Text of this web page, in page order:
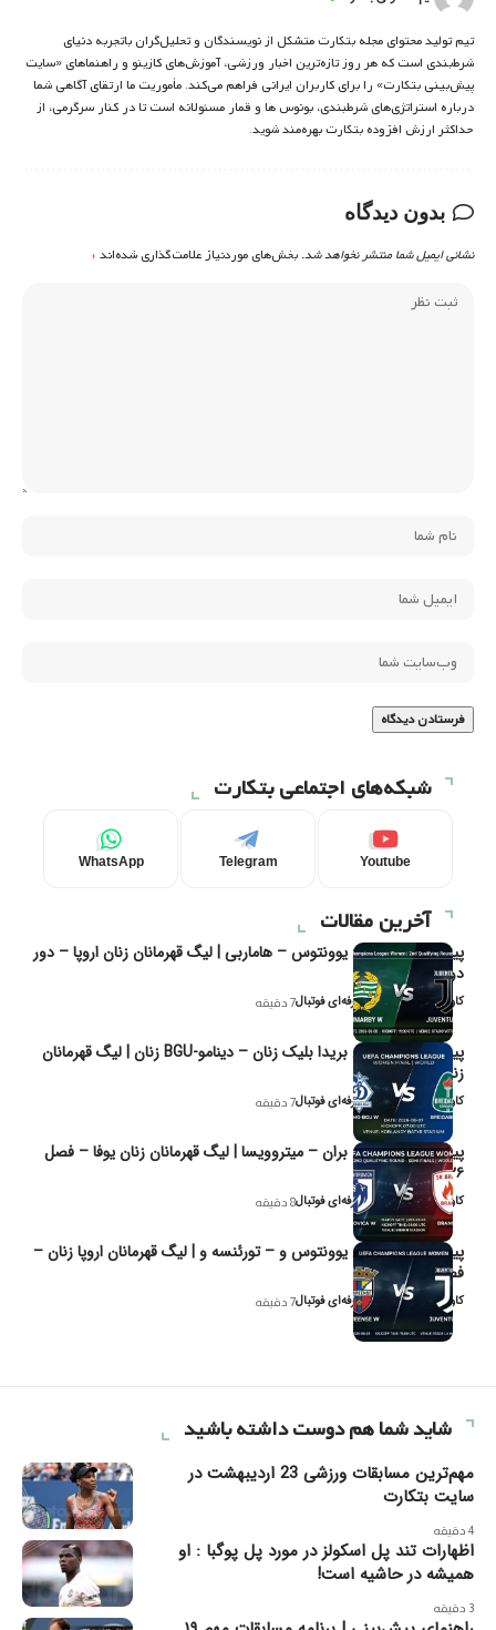
تیم تولید محتوای مجله بتکارت متشکل از نویسندگان و تحلیل‌گران باتجربه دنیای
شرط‌بندی است که هر روز تازه‌ترین اخبار ورزشی، آموزش‌های کازینو و راهنماهای «سایت
پیش‌بینی بتکارت» را برای کاربران ایرانی فراهم می‌کند. مأموریت ما ارتقای آگاهی شما
درباره استراتژی‌های شرطبندی، بونوس ها و قمار مسئولانه است تا در کنار سرگرمی، از
حداکثر ارزش افزوده بتکارت بهره‌مند شوید.
بدون دیدگاه
نشانی ایمیل شما منتشر نخواهد شد. بخش‌های موردنیاز علامت‌گذاری شده‌اند*
شبکه‌های اجتماعی بتکارت
Youtube
Telegram
WhatsApp
آخرین مقالات
پیش‌بینی و تحلیل یوونتوس – هاماربی | لیگ قهرمانان زنان اروپا – دور
دوم مرحله
کاوه نیک‌فر، تحلیل‌گر حرفه‌ای فوتبال7 دقیقه
پیش‌بینی و تحلیل بریدا بلیک زنان – دینامو-BGU زنان | لیگ قهرمانان
زنان یوفا
کاوه نیک‌فر، تحلیل‌گر حرفه‌ای فوتبال7 دقیقه
پیش‌بینی و تحلیل بران – میتروویسا | لیگ قهرمانان زنان یوفا – فصل
۲۰۲۶
کاوه نیک‌فر، تحلیل‌گر حرفه‌ای فوتبال8 دقیقه
پیش‌بینی و تحلیل یوونتوس و – تورئنسه و | لیگ قهرمانان اروپا زنان –
فصل ۲۰۲۶
کاوه نیک‌فر، تحلیل‌گر حرفه‌ای فوتبال7 دقیقه
شاید شما هم دوست داشته باشید
مهم‌ترین مسابقات ورزشی 23 اردیبهشت در
سایت بتکارت
4 دقیقه
اظهارات تند پل اسکولز در مورد پل پوگبا : او
همیشه در حاشیه است!
3 دقیقه